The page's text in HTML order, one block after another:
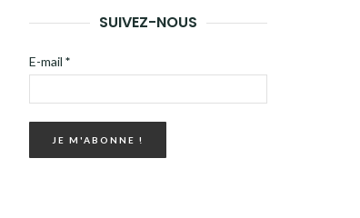
SUIVEZ-NOUS
E-mail *